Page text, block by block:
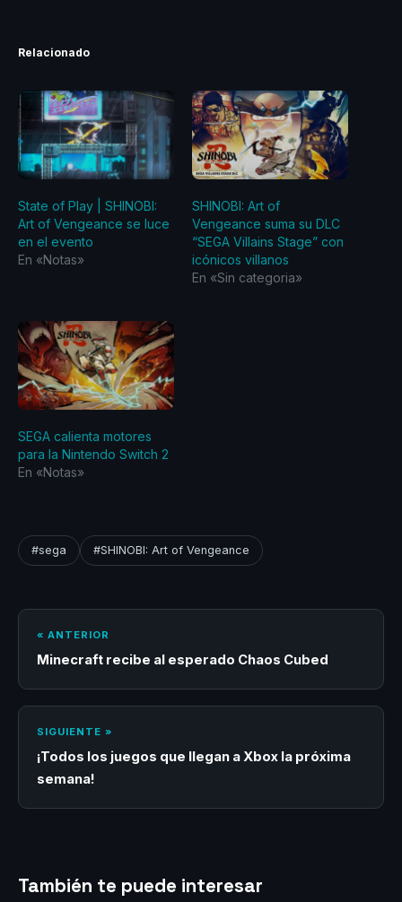
Relacionado
State of Play | SHINOBI:
Art of Vengeance se luce
en el evento
En «Notas»
SHINOBI: Art of
Vengeance suma su DLC
“SEGA Villains Stage” con
icónicos villanos
En «Sin categoria»
SEGA calienta motores
para la Nintendo Switch 2
En «Notas»
#sega #SHINOBI: Art of Vengeance
« ANTERIOR
Minecraft recibe al esperado Chaos Cubed
SIGUIENTE »
¡Todos los juegos que llegan a Xbox la próxima
semana!
También te puede interesar